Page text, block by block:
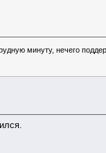
минуту, нечего